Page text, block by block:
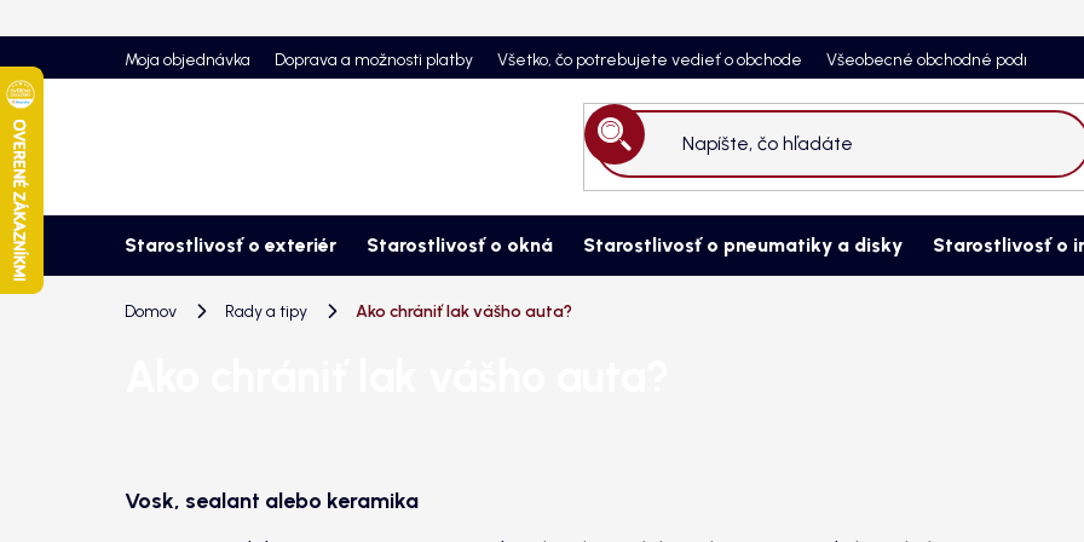
na
obsah
Moja objednávka Doprava a možnosti platby Všetko, čo potrebujete vedieť o obchode Všeobecné obchodné podmienky
Hľadať
Starostlivosť o exteriér Starostlivosť o okná Starostlivosť o pneumatiky a disky Starostlivosť o
Domov Rady a tipy Ako chrániť lak vášho auta?
Vosk, sealant alebo keramika